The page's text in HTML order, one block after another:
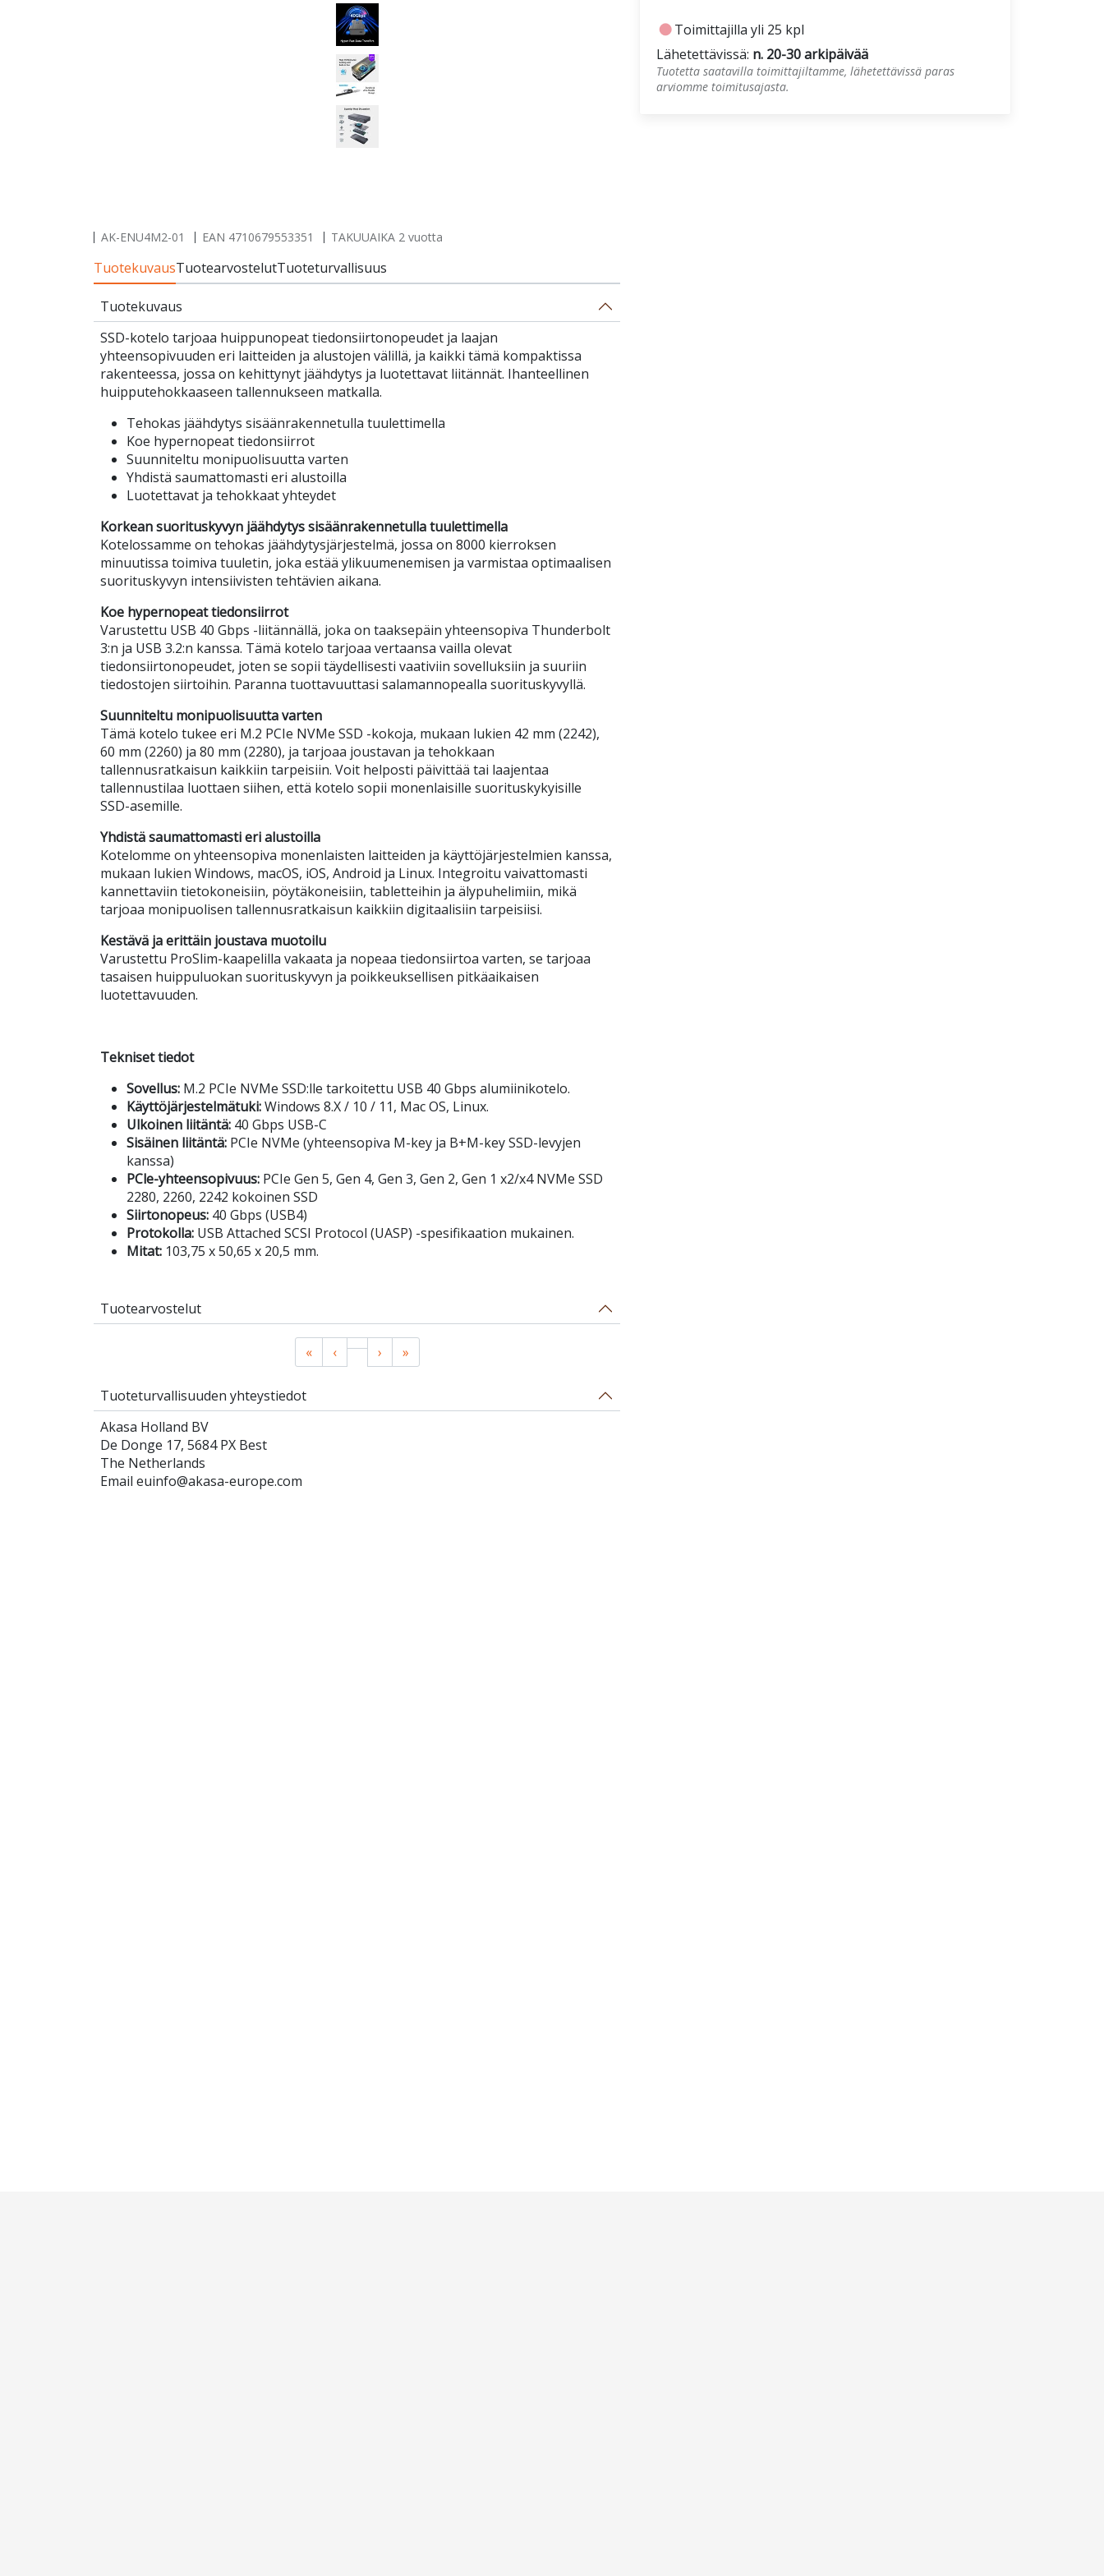
fiber_manual_recordToimittajilla yli 25 kpl
Lähetettävissä: n. 20-30 arkipäivää
Tuotetta saatavilla toimittajiltamme, lähetettävissä paras
arviomme toimitusajasta.
AK-ENU4M2-01 EAN 4710679553351 TAKUUAIKA 2 vuotta
TuotekuvausTuotearvostelutTuoteturvallisuus
Tuotekuvaus
SSD-kotelo tarjoaa huippunopeat tiedonsiirtonopeudet ja laajan
yhteensopivuuden eri laitteiden ja alustojen välillä, ja kaikki tämä kompaktissa
rakenteessa, jossa on kehittynyt jäähdytys ja luotettavat liitännät. Ihanteellinen
huipputehokkaaseen tallennukseen matkalla.
Tehokas jäähdytys sisäänrakennetulla tuulettimella
Koe hypernopeat tiedonsiirrot
Suunniteltu monipuolisuutta varten
Yhdistä saumattomasti eri alustoilla
Luotettavat ja tehokkaat yhteydet
Korkean suorituskyvyn jäähdytys sisäänrakennetulla tuulettimella
Kotelossamme on tehokas jäähdytysjärjestelmä, jossa on 8000 kierroksen
minuutissa toimiva tuuletin, joka estää ylikuumenemisen ja varmistaa optimaalisen
suorituskyvyn intensiivisten tehtävien aikana.
Koe hypernopeat tiedonsiirrot
Varustettu USB 40 Gbps -liitännällä, joka on taaksepäin yhteensopiva Thunderbolt
3:n ja USB 3.2:n kanssa. Tämä kotelo tarjoaa vertaansa vailla olevat
tiedonsiirtonopeudet, joten se sopii täydellisesti vaativiin sovelluksiin ja suuriin
tiedostojen siirtoihin. Paranna tuottavuuttasi salamannopealla suorituskyvyllä.
Suunniteltu monipuolisuutta varten
Tämä kotelo tukee eri M.2 PCIe NVMe SSD -kokoja, mukaan lukien 42 mm (2242),
60 mm (2260) ja 80 mm (2280), ja tarjoaa joustavan ja tehokkaan
tallennusratkaisun kaikkiin tarpeisiin. Voit helposti päivittää tai laajentaa
tallennustilaa luottaen siihen, että kotelo sopii monenlaisille suorituskykyisille
SSD-asemille.
Yhdistä saumattomasti eri alustoilla
Kotelomme on yhteensopiva monenlaisten laitteiden ja käyttöjärjestelmien kanssa,
mukaan lukien Windows, macOS, iOS, Android ja Linux. Integroitu vaivattomasti
kannettaviin tietokoneisiin, pöytäkoneisiin, tabletteihin ja älypuhelimiin, mikä
tarjoaa monipuolisen tallennusratkaisun kaikkiin digitaalisiin tarpeisiisi.
Kestävä ja erittäin joustava muotoilu
Varustettu ProSlim-kaapelilla vakaata ja nopeaa tiedonsiirtoa varten, se tarjoaa
tasaisen huippuluokan suorituskyvyn ja poikkeuksellisen pitkäaikaisen
luotettavuuden.
Tekniset tiedot
Sovellus: M.2 PCIe NVMe SSD:lle tarkoitettu USB 40 Gbps alumiinikotelo.
Käyttöjärjestelmätuki:Windows 8.X / 10 / 11, Mac OS, Linux.
Ulkoinen liitäntä: 40 Gbps USB-C
Sisäinen liitäntä: PCIe NVMe (yhteensopiva M-key ja B+M-key SSD-levyjen
kanssa)
PCle-yhteensopivuus: PCIe Gen 5, Gen 4, Gen 3, Gen 2, Gen 1 x2/x4 NVMe SSD
2280, 2260, 2242 kokoinen SSD
Siirtonopeus: 40 Gbps (USB4)
Protokolla: USB Attached SCSI Protocol (UASP) -spesifikaation mukainen.
Mitat: 103,75 x 50,65 x 20,5 mm.
Tuotearvostelut
« ‹ › »
Tuoteturvallisuuden yhteystiedot
Akasa Holland BV
De Donge 17, 5684 PX Best
The Netherlands
Email euinfo@akasa-europe.com